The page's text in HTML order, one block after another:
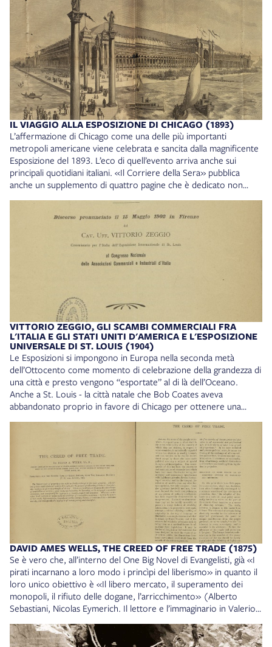
metropoli, che trova il suo completo sviluppo urbano a cavallo
dei due secoli. Lo stesso Capellini annota la crescita vertiginosa
della città. In One Big Union Evangelisti sottolinea in più punti la
trasformazione della città dell’Illinois: «Chicago stava crescendo
a ritmi vertiginosi. Il traffico automobilistico invadeva ormai le
corsie stradali e la vita delle carrozze era sempre più grama. I
palazzi seguitavano a crescere in altezza, tra efflorescenze di
acciaio e cemento» (p. 525). Giovanni Capellini, Ricordi di un
viaggio scientifico nell'America settentrionale nel 1863, Bologna,
Tip. Giuseppe Vitali, 1867. Collocazione: BOERIS B. 167
IL VIAGGIO ALLA ESPOSIZIONE DI CHICAGO (1893)
L’affermazione di Chicago come una delle più importanti
metropoli americane viene celebrata e sancita dalla magnificente
Esposizione del 1893. L’eco di quell’evento arriva anche sui
principali quotidiani italiani. «Il Corriere della Sera» pubblica
anche un supplemento di quattro pagine che è dedicato non
quotidiano - quanto al viaggio compiuto per arrivare in Illinois. Il
supplemento offre però la possibilità di vedere alcune immagini
giunte dall’Esposizione, a partire da quella del Palazzo delle
Manifatture e delle Arti Liberali - il principale edificio della
manifestazione - che occupa le pagine centrali della
pubblicazione. Il supplemento è consultabile integralmente
online. Il viaggio alla esposizione di Chicago. Ottobre 1893,
Milano, Tip. del Corriere della sera, 1893. Collocazione: TREBBI
Cart. 09, 006
VITTORIO ZEGGIO, GLI SCAMBI COMMERCIALI FRA
L'ITALIA E GLI STATI UNITI D'AMERICA E L'ESPOSIZIONE
UNIVERSALE DI ST. LOUIS (1904)
Le Esposizioni si impongono in Europa nella seconda metà
dell’Ottocento come momento di celebrazione della grandezza di
una città e presto vengono “esportate” al di là dell’Oceano.
Anche a St. Louis - la città natale che Bob Coates aveva
abbandonato proprio in favore di Chicago per ottenere una
World’s Fair, nel 1904. Venne realizzata una ricca
documentazione fotografica dell’evento. Il volume L’esperienza
universale di St. Louis. Un racconto attraverso le fotografie di
Jessie Tarbox Beals di Manuela D’Agostino (Roma, Carocci,
2018) raccoglie le istantanee scattate dalla fotografa citata. La
Beals era una delle quattro fotografe donne invitate a
documentare l’Esposizione. La loro presenza «è indicativa del
processo di emancipazione femminile che era in atto, agli inizi del
Novecento, almeno oltreoceano» (ivi, p. 21). One Big Union
racconta anche la condizione femminile, ricca di contraddizioni: la
figura emancipata della sorella di Bob, apprezzata giornalista, si
contrappone alla tragica esistenza della figlia del protagonista, alla
quale viene impedito di studiare e che finisce per morire di fame,
incarcerata e “dimenticata” in casa. Le Esposizioni sono anche - e
forse soprattutto - una grande occasione per favorire gli scambi
commerciali, configurandosi contemporaneamente come
celebrazione e motore del capitalismo. L’opuscolo di cui
presentiamo la copertina illustra, attraverso un discorso
DAVID AMES WELLS, THE CREED OF FREE TRADE (1875)
Se è vero che, all’interno del One Big Novel di Evangelisti, già «I
pirati incarnano a loro modo i princìpi del liberismo» in quanto il
loro unico obiettivo è «Il libero mercato, il superamento dei
monopoli, il rifiuto delle dogane, l’arricchimento» (Alberto
Sebastiani, Nicolas Eymerich. Il lettore e l’immaginario in Valerio
gli Stati Uniti del secolo raccontato dalla trilogia americana